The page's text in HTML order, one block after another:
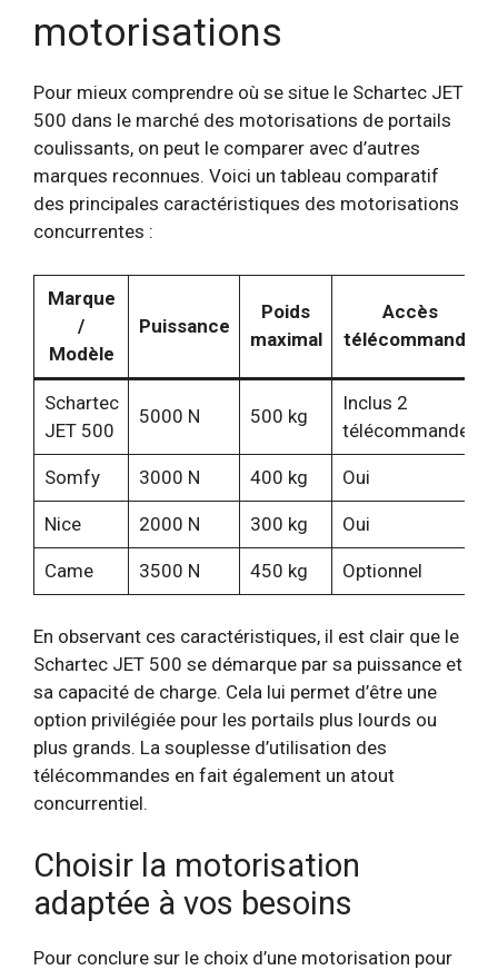
motorisations
Pour mieux comprendre où se situe le Schartec JET
500 dans le marché des motorisations de portails
coulissants, on peut le comparer avec d’autres
marques reconnues. Voici un tableau comparatif
des principales caractéristiques des motorisations
concurrentes :
Marque
/
Modèle
Puissance
Poids
maximal
Accès
télécommandé
Schartec
JET 500
5000 N 500 kg
Inclus 2
télécommandes
Somfy 3000 N 400 kg Oui
Nice 2000 N 300 kg Oui
Came 3500 N 450 kg Optionnel
En observant ces caractéristiques, il est clair que le
Schartec JET 500 se démarque par sa puissance et
sa capacité de charge. Cela lui permet d’être une
option privilégiée pour les portails plus lourds ou
plus grands. La souplesse d’utilisation des
télécommandes en fait également un atout
concurrentiel.
Choisir la motorisation
adaptée à vos besoins
Pour conclure sur le choix d’une motorisation pour